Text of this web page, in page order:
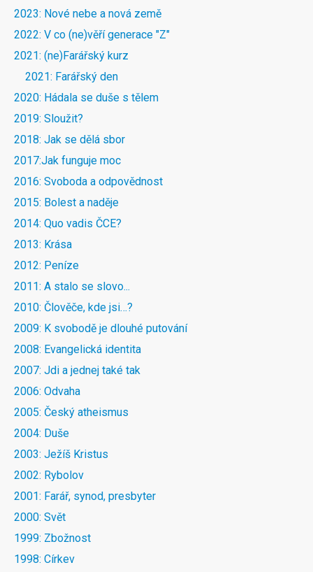
2023: Nové nebe a nová země
2022: V co (ne)věří generace "Z"
2021: (ne)Farářský kurz
2021: Farářský den
2020: Hádala se duše s tělem
2019: Sloužit?
2018: Jak se dělá sbor
2017:Jak funguje moc
2016: Svoboda a odpovědnost
2015: Bolest a naděje
2014: Quo vadis ČCE?
2013: Krása
2012: Peníze
2011: A stalo se slovo...
2010: Člověče, kde jsi…?
2009: K svobodě je dlouhé putování
2008: Evangelická identita
2007: Jdi a jednej také tak
2006: Odvaha
2005: Český atheismus
2004: Duše
2003: Ježíš Kristus
2002: Rybolov
2001: Farář, synod, presbyter
2000: Svět
1999: Zbožnost
1998: Církev